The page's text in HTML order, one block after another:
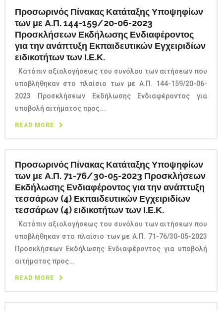
Προσωρινός Πίνακας Κατάταξης Υποψηφίων
των με Α.Π. 144-159/20-06-2023
Προσκλήσεων Εκδήλωσης Ενδιαφέροντος
για την ανάπτυξη Εκπαιδευτικών Εγχειριδίων
ειδικοτήτων των Ι.Ε.Κ.
Κατόπιν αξιολογήσεως του συνόλου των αιτήσεων που
υποβλήθηκαν στο πλαίσιο των με Α.Π. 144-159/20-06-
2023 Προσκλήσεων Εκδήλωσης Ενδιαφέροντος για
υποβολή αιτήματος προς...
READ MORE
Προσωρινός Πίνακας Κατάταξης Υποψηφίων
των με Α.Π. 71-76/30-05-2023 Προσκλήσεων
Εκδήλωσης Ενδιαφέροντος για την ανάπτυξη
τεσσάρων (4) Εκπαιδευτικών Εγχειριδίων
τεσσάρων (4) ειδικοτήτων των Ι.Ε.Κ.
Κατόπιν αξιολογήσεως του συνόλου των αιτήσεων που
υποβλήθηκαν στο πλαίσιο των με Α.Π. 71-76/30-05-2023
Προσκλήσεων Εκδήλωσης Ενδιαφέροντος για υποβολή
αιτήματος προς...
READ MORE